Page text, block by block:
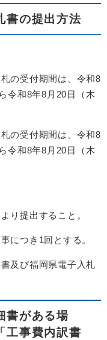
書の提出方法
の受付期間は、令和8
令和8年8月20日（木
の受付期間は、令和8
令和8年8月20日（木
り提出すること。
につき1回とする。
及び福岡県電子入札
書がある場
工事費内訳書